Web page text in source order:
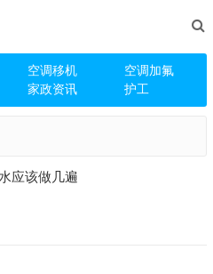
空调移机
空调加氟
家政资讯 护工
应该做几遍